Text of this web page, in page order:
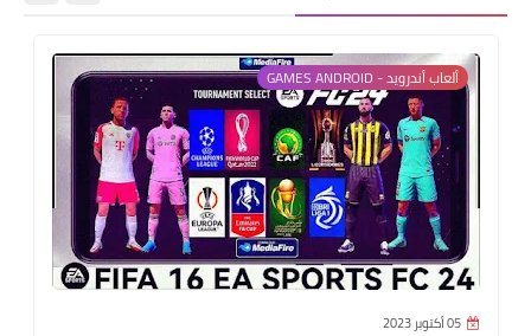
ألعاب أندرويد - GAMES ANDROID
05 أكتوبر 2023